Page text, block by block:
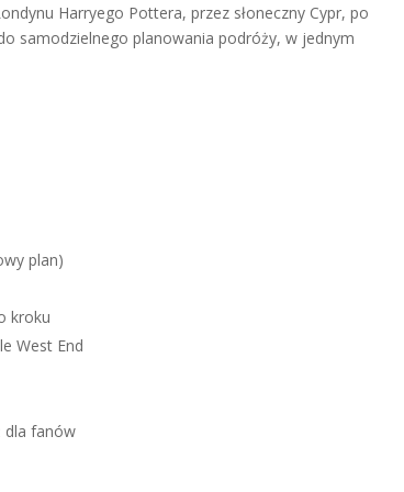
Harryego Pottera, przez słoneczny Cypr, po
samodzielnego planowania podróży, w jednym
plan)
kroku
West End
dla fanów